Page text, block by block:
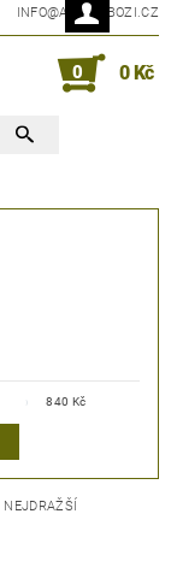
INFO@ARMYZBOZI.CZ
0 0 Kč
840 Kč
NEJDRAŽŠÍ